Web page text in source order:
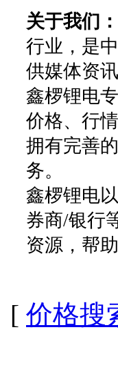
关于我们：
行业，是
供媒体资
鑫椤锂电
价格、行
拥有完善
务。
鑫椤锂电
券商/银行
资源，帮
[ 价格搜